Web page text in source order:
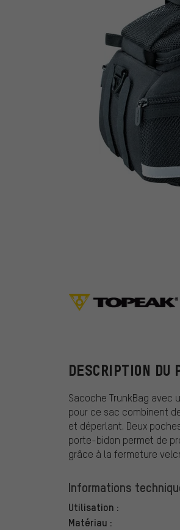
DESCRIPTION DU
Sacoche TrunkBag avec
pour ce sac combinent
et déperlant. Deux
porte-bidon permet de
grâce à la fermeture
Informations
Utilisation :
Matériau :